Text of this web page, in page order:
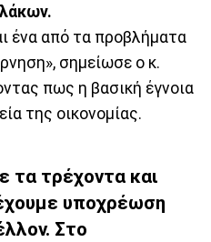
ένα από τα προβλήματα
σημείωσε ο κ.
πως η βασική έγνοια
της οικονομίας.
τα τρέχοντα και
υποχρέωση
Στο